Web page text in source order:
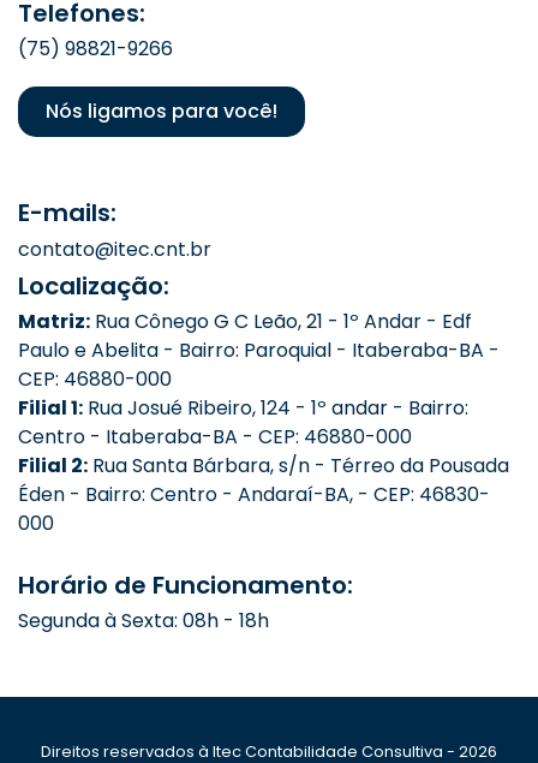
Telefones:
(75) 98821-9266
Nós ligamos para você!
E-mails:
contato@itec.cnt.br
Localização:
Matriz: Rua Cônego G C Leão, 21 - 1º Andar - Edf
Paulo e Abelita - Bairro: Paroquial - Itaberaba-BA -
CEP: 46880-000
Filial 1: Rua Josué Ribeiro, 124 - 1º andar - Bairro:
Centro - Itaberaba-BA - CEP: 46880-000
Filial 2: Rua Santa Bárbara, s/n - Térreo da Pousada
Éden - Bairro: Centro - Andaraí-BA, - CEP: 46830-
000
Horário de Funcionamento:
Segunda à Sexta: 08h - 18h
Direitos reservados à Itec Contabilidade Consultiva - 2026